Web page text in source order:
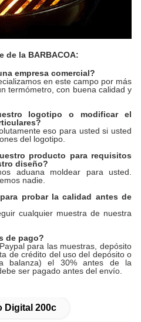
de la BARBACOA:
empresa comercial?
en este campo por más
termómetro, con buena calidad y
logotipo o modificar el
eso para usted si usted
del logotipo.
producto para requisitos
diseño?
aduana moldear para usted.
nadie.
probar la calidad antes de
cualquier muestra de nuestra
de pago?
para las muestras, depósito
de crédito del uso del depósito o
balanza) el 30% antes de la
ser pagado antes del envío.
Digital 200c